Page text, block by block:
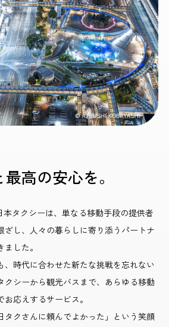
高の安心を。
本タクシーは、単なる移動手段の提供者
ざし、人々の暮らしに寄り添うパートナ
した。
、時代に合わせた新たな挑戦を忘れない
クシーから観光バスまで、あらゆる移動
応えするサービス。
タクさんに頼んでよかった」という笑顔